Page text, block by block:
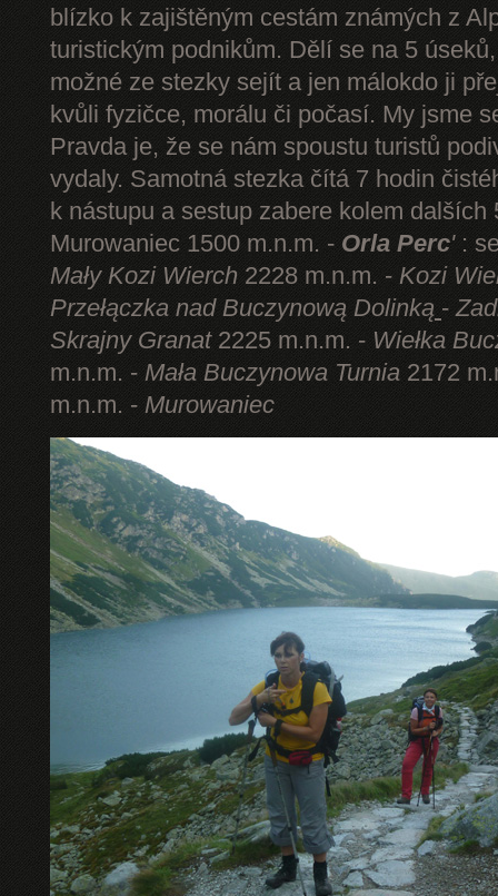
blízko k zajištěným cestám známých z
turistickým podnikům. Dělí se na 5
možné ze stezky sejít a jen málokdo ji
kvůli fyzičce, morálu či počasí. My jsme
Pravda je, že se nám spoustu turistů
vydaly. Samotná stezka čítá 7 hodin
k nástupu a sestup zabere kolem dalších
Murowaniec 1500 m.n.m. - Orla Perc':
Mały Kozi Wierch 2228 m.n.m. - Kozi
Przełączka nad Buczynową Dolinką -
Skrajny Granat2225 m.n.m. - Wiełka
m.n.m. - Mała Buczynowa Turnia 2172
m.n.m. - Murowaniec